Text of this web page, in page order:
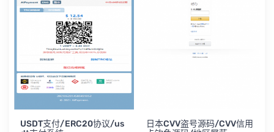
支付/ERC20协议/us
日本CVV盗号源码/CVV信用